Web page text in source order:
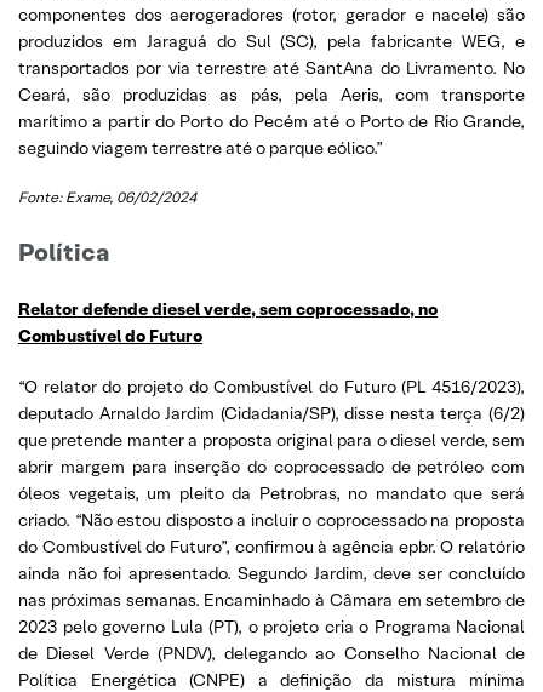
componentes dos aerogeradores (rotor, gerador e nacele) são
produzidos em Jaraguá do Sul (SC), pela fabricante WEG, e
transportados por via terrestre até SantAna do Livramento. No
Ceará, são produzidas as pás, pela Aeris, com transporte
marítimo a partir do Porto do Pecém até o Porto de Rio Grande,
seguindo viagem terrestre até o parque eólico.”
Fonte: Exame, 06/02/2024
Política
Relator defende diesel verde, sem coprocessado, no
Combustível do Futuro
“O relator do projeto do Combustível do Futuro (PL 4516/2023),
deputado Arnaldo Jardim (Cidadania/SP), disse nesta terça (6/2)
que pretende manter a proposta original para o diesel verde, sem
abrir margem para inserção do coprocessado de petróleo com
óleos vegetais, um pleito da Petrobras, no mandato que será
criado. “Não estou disposto a incluir o coprocessado na proposta
do Combustível do Futuro”, confirmou à agência epbr. O relatório
ainda não foi apresentado. Segundo Jardim, deve ser concluído
nas próximas semanas. Encaminhado à Câmara em setembro de
2023 pelo governo Lula (PT), o projeto cria o Programa Nacional
de Diesel Verde (PNDV), delegando ao Conselho Nacional de
Política Energética (CNPE) a definição da mistura mínima